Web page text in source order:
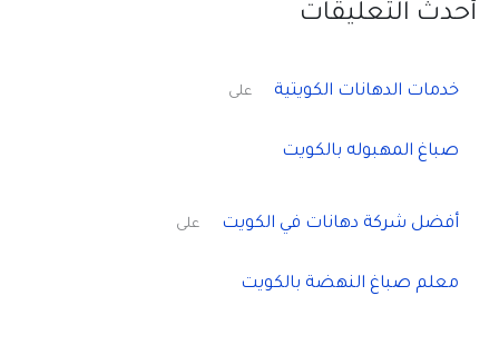
أحدث التعليقات
خدمات الدهانات الكويتية على
صباغ المهبوله بالكويت
أفضل شركة دهانات في الكويت على
معلم صباغ النهضة بالكويت